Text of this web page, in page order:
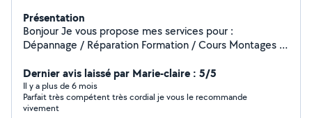
Présentation
Bonjour Je vous propose mes services pour :
Dépannage / Réparation Formation / Cours Montages /
plaisir d être là pour vous aidez .
Dernier avis laissé par Marie-claire : 5/5
Il y a plus de 6 mois
Parfait très compétent très cordial je vous le recommande
vivement